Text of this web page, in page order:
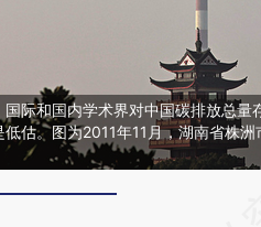
国际和国内学术界对中国碳排放总量
低估。图为2011年11月，湖南省株